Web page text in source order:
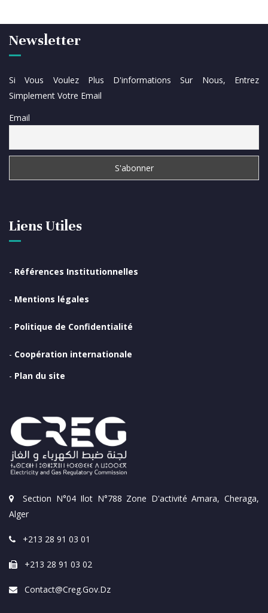
Section N°04 Ilot N°788 Zone D'activité Amara, Cheraga,
Alger
+213 28 91 03 01
+213 28 91 03 02
Contact@creg.gov.dz
Liens Utiles
- Références Institutionnelles
- Mentions légales
- Politique de Confidentialité
- Coopération internationale
- Plan du site
Newsletter
Si Vous Voulez Plus D'informations Sur Nous, Entrez
Simplement Votre Email
Email